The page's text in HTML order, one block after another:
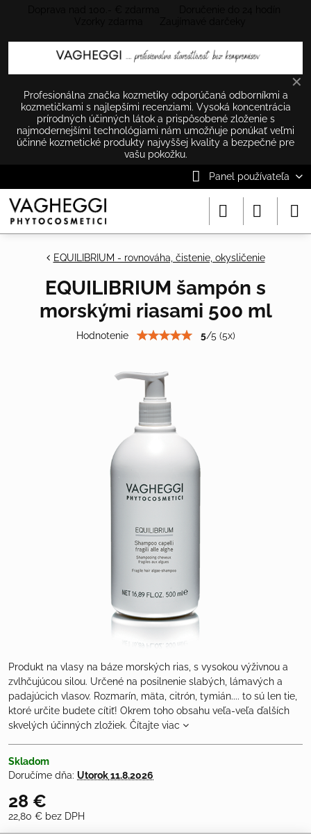
✕
Profesionálna značka kozmetiky odporúčaná odborníkmi a
kozmetičkami s najlepšími recenziami. Vysoká koncentrácia
prírodných účinných látok a prispôsobené zloženie s
najmodernejšími technológiami nám umožňuje ponúkať veľmi
účinné kozmetické produkty najvyššej kvality a bezpečné pre
vašu pokožku.
Panel používateľa
EQUILIBRIUM - rovnováha, čistenie, okysličenie
EQUILIBRIUM šampón s
morskými riasami 500 ml
Hodnotenie 5/5 (5x)
Produkt na vlasy na báze morských rias, s vysokou výživnou a
zvlhčujúcou silou. Určené na posilnenie slabých, lámavých a
padajúcich vlasov. Rozmarín, mäta, citrón, tymián.... to sú len tie,
ktoré určite budete cítiť! Okrem toho obsahu veľa-veľa ďalších
skvelých účinných zložiek. Čítajte viac
Skladom
Doručíme dňa: Utorok11.8.2026
28 €
22,80 € bez DPH